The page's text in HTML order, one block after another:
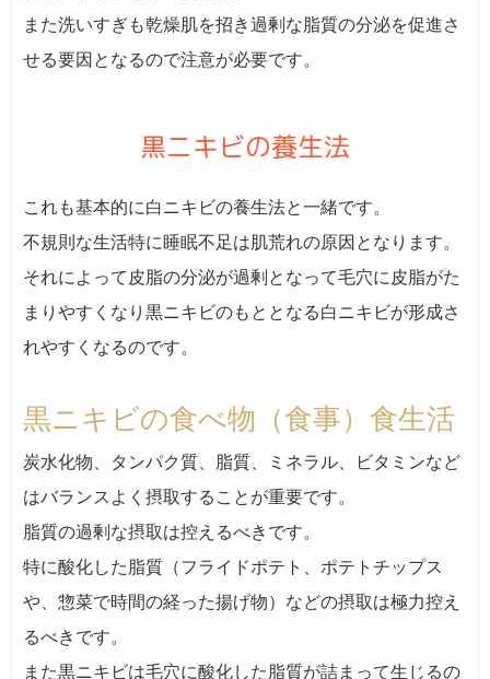
また洗いすぎも乾燥肌を招き過剰な脂質の分泌を促進さ
せる要因となるので注意が必要です。
黒ニキビの養生法
これも基本的に白ニキビの養生法と一緒です。
不規則な生活特に睡眠不足は肌荒れの原因となります。
それによって皮脂の分泌が過剰となって毛穴に皮脂がた
まりやすくなり黒ニキビのもととなる白ニキビが形成さ
れやすくなるのです。
黒ニキビの食べ物（食事）食生活
炭水化物、タンパク質、脂質、ミネラル、ビタミンなど
はバランスよく摂取することが重要です。
脂質の過剰な摂取は控えるべきです。
特に酸化した脂質（フライドポテト、ポテトチップス
や、惣菜で時間の経った揚げ物）などの摂取は極力控え
るべきです。
また黒ニキビは毛穴に酸化した脂質が詰まって生じるの